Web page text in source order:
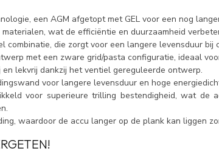
een AGM afgetopt met GEL voor een nog
materialen, wat de efficiëntie en duurzaamheid
combinatie, die zorgt voor een langere levensduur bij
met een zware grid/pasta configuratie, ideaal
en lekvrij dankzij het ventiel gereguleerde ontwerp.
voor langere levensduur en hoge
voor superieure trilling bestendigheid, wat de
waardoor de accu langer op de plank kan liggen